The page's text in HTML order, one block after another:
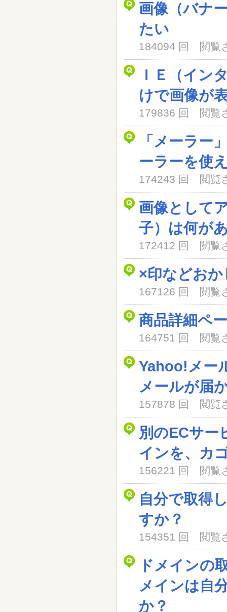
画像（バナ
たい
184094 回 閲覧
ＩＥ（イン
けで画像が
179836 回 閲覧
「メーラー
ーラーを使
174243 回 閲覧
画像として
子）は何が
172412 回 閲覧
×印などお
167126 回 閲覧
商品詳細ペ
164751 回 閲覧
Yahoo!メー
メールが届
157878 回 閲覧
別のECサー
インを、カ
156221 回 閲覧
自分で取得
すか？
154351 回 閲覧
ドメインの
メインは自
か？